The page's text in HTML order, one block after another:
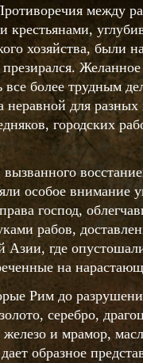
между
крестьянами,
хозяйства, были
все более трудным
неравной для
городских
вызванного
особое внимание
господ,
рабов,
где
на
Рим до
серебро,
и мрамор,
образное